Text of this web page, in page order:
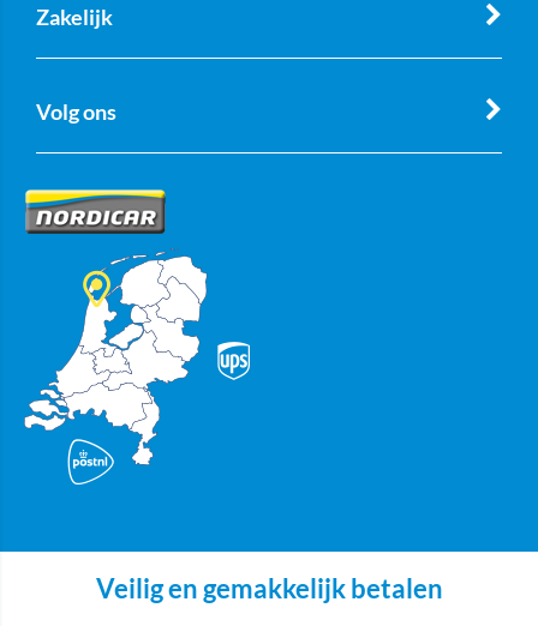
Zakelijk
Volg ons
Veilig en gemakkelijk betalen